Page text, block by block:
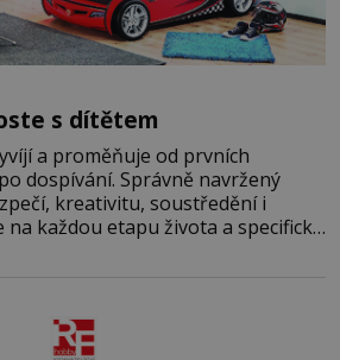
s dítětem
a proměňuje od prvních
dospívání. Správně navržený
kreativitu, soustředění i
každou etapu života a specifické